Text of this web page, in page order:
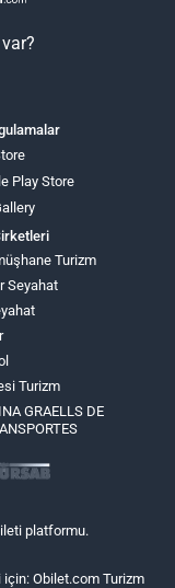
Play Store
Turizm
Seyahat
Turizm
GRAELLS DE
platformu.
Obilet.com Turizm